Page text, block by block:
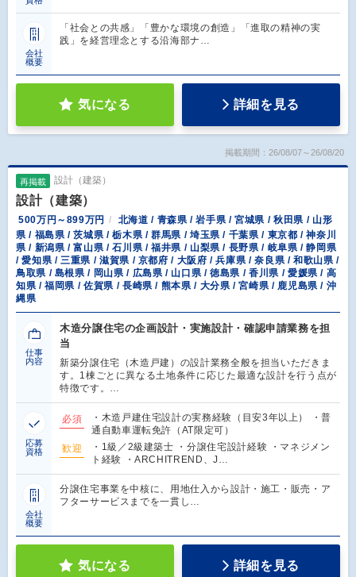
会社
概要
「社会との共感」「豊かな環境の創造」「進取の精神の実
践」を経営理念とする沿海部ナ…
気になる 詳細を見る
掲載期間：26/08/07～26/08/20
再掲載 設計（建築）
設計（建築）
500万円～899万円
北海道 / 青森県 / 岩手県 / 宮城県 / 秋田県 / 山形
県 / 福島県 / 茨城県 / 栃木県 / 群馬県 / 埼玉県 / 千葉県 / 東京都 / 神奈川
県 / 新潟県 / 富山県 / 石川県 / 福井県 / 山梨県 / 長野県 / 岐阜県 / 静岡県
/ 愛知県 / 三重県 / 滋賀県 / 京都府 / 大阪府 / 兵庫県 / 奈良県 / 和歌山県 /
鳥取県 / 島根県 / 岡山県 / 広島県 / 山口県 / 徳島県 / 香川県 / 愛媛県 / 高
知県 / 福岡県 / 佐賀県 / 長崎県 / 熊本県 / 大分県 / 宮崎県 / 鹿児島県 / 沖
縄県
仕事
内容
木造分譲住宅の企画設計・実施設計・確認申請業務を担
当
新築分譲住宅（木造戸建）の設計業務全般を担当いただきま
す。1棟ごとに異なる土地条件に応じた最適な設計を行う点が
特徴です。…
応募
資格
必須
・木造戸建住宅設計の実務経験（目安3年以上） ・普
通自動車運転免許（AT限定可）
歓迎
・1級／2級建築士 ・分譲住宅設計経験 ・マネジメン
ト経験 ・ARCHITREND、J…
会社
概要
分譲住宅事業を中核に、用地仕入から設計・施工・販売・ア
フターサービスまでを一貫し…
気になる 詳細を見る